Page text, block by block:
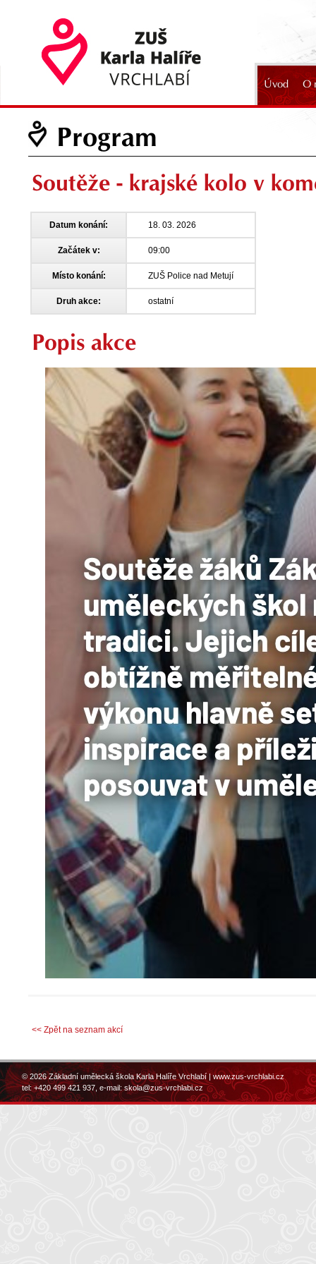
Úvod O
Program
Soutěže - krajské kolo v
Datum konání: 18. 03. 2026
Začátek v: 09:00
Místo konání: ZUŠ Police nad Metují
Druh akce: ostatní
Popis akce
<< Zpět na seznam akcí
© 2026 Základní umělecká škola Karla Halíře Vrchlabí |www.zus-vrchlabi.cz
tel: +420 499 421 937, e-mail:skola@zus-vrchlabi.cz